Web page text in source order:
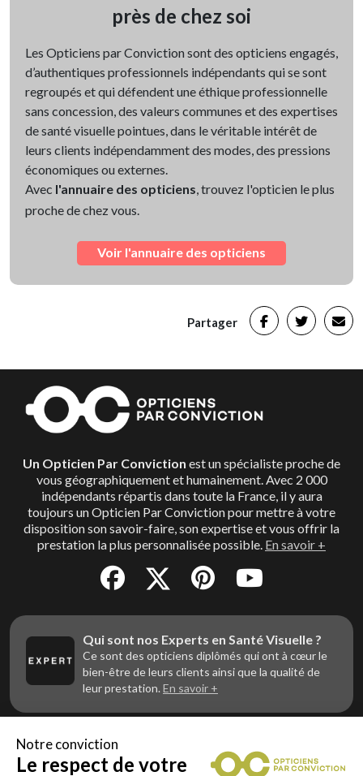
près de chez soi
Les Opticiens par Conviction sont des opticiens engagés,
d’authentiques professionnels indépendants qui se sont
regroupés et qui défendent une éthique professionnelle
sans concession, des valeurs communes et des expertises
de santé visuelle pointues, dans le véritable intérêt de
leurs clients indépendamment des modes, des pressions
économiques ou externes.
Avec l'annuaire des opticiens, trouvez l'opticien le plus
proche de chez vous.
Voir l'annuaire des opticiens
Partager
Un Opticien Par Conviction est un spécialiste proche de
vous géographiquement et humainement. Avec 2 000
indépendants répartis dans toute la France, il y aura
toujours un Opticien Par Conviction pour mettre à votre
disposition son savoir-faire, son expertise et vous offrir la
prestation la plus personnalisée possible. En savoir +
Qui sont nos Experts en Santé Visuelle ?
Ce sont des opticiens diplômés qui ont à cœur le
bien-être de leurs clients ainsi que la qualité de
leur prestation. En savoir +
Vous êtes un professionnel de la vue et
Notre conviction
Le respect de votre